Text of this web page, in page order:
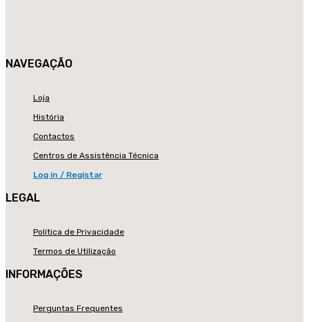
NAVEGAÇÃO
Loja
História
Contactos
Centros de Assistência Técnica
Log in / Registar
LEGAL
Política de Privacidade
Termos de Utilização
INFORMAÇÕES
Perguntas Frequentes